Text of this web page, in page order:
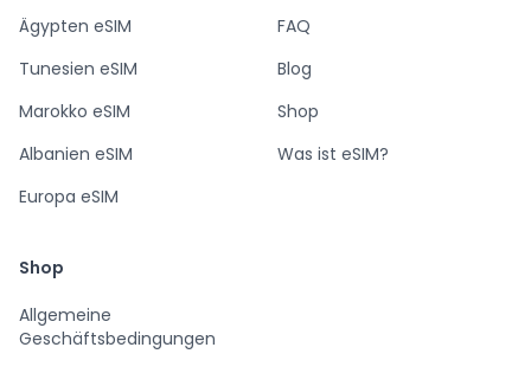
Ägypten eSIM
Tunesien eSIM
Marokko eSIM
Albanien eSIM
Europa eSIM
FAQ
Blog
Shop
Was ist eSIM?
Shop
Allgemeine
Geschäftsbedingungen